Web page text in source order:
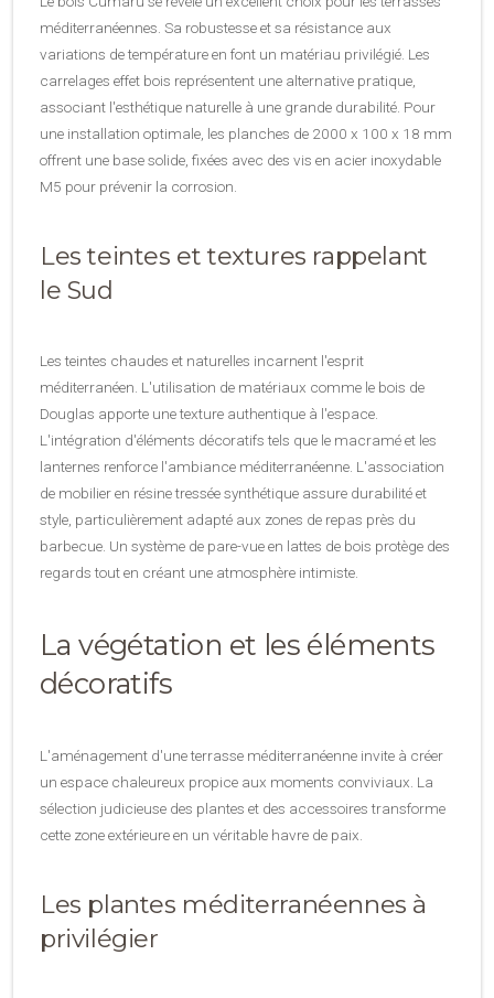
méditerranéennes. Sa robustesse et sa résistance aux
variations de température en font un matériau privilégié. Les
carrelages effet bois représentent une alternative pratique,
associant l'esthétique naturelle à une grande durabilité. Pour
une installation optimale, les planches de 2000 x 100 x 18 mm
offrent une base solide, fixées avec des vis en acier inoxydable
M5 pour prévenir la corrosion.
Les teintes et textures rappelant
le Sud
Les teintes chaudes et naturelles incarnent l'esprit
méditerranéen. L'utilisation de matériaux comme le bois de
Douglas apporte une texture authentique à l'espace.
L'intégration d'éléments décoratifs tels que le macramé et les
lanternes renforce l'ambiance méditerranéenne. L'association
de mobilier en résine tressée synthétique assure durabilité et
style, particulièrement adapté aux zones de repas près du
barbecue. Un système de pare-vue en lattes de bois protège des
regards tout en créant une atmosphère intimiste.
La végétation et les éléments
décoratifs
L'aménagement d'une terrasse méditerranéenne invite à créer
un espace chaleureux propice aux moments conviviaux. La
sélection judicieuse des plantes et des accessoires transforme
cette zone extérieure en un véritable havre de paix.
Les plantes méditerranéennes à
privilégier